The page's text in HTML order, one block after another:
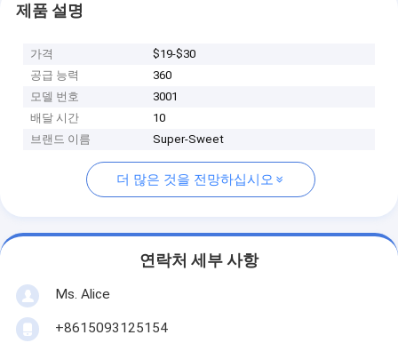
제품 설명
가격
$19-$30
공급 능력
360
모델 번호
3001
배달 시간
10
브랜드 이름
Super-Sweet
더 많은 것을 전망하십시오
연락처 세부 사항
Ms. Alice
+8615093125154